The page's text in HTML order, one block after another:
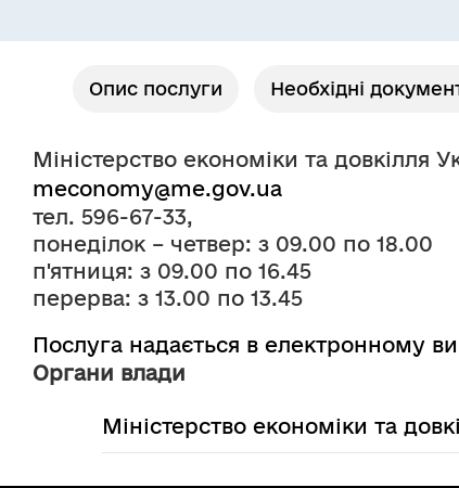
Опис послуги Необхідні
Міністерство економіки та довкілля
meconomy@me.gov.ua
тел. 596-67-33,
понеділок – четвер: з 09.00 по 18.00
п'ятниця: з 09.00 по 16.45
перерва: з 13.00 по 13.45
Послуга надається в електронному
Органи влади
Міністерство економіки та